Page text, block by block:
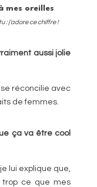
mes oreilles
: j’adore ce chiffre !
aussi jolie
réconcilie avec
de femmes.
ça va être cool
lui explique que,
trop ce que mes